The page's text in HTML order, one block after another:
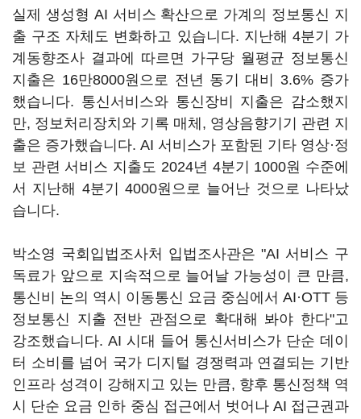
실제 생성형 AI 서비스 확산으로 가계의 정보통신 지
출 구조 자체도 변화하고 있습니다. 지난해 4분기 가
계동향조사 결과에 따르면 가구당 월평균 정보통신
지출은 16만8000원으로 전년 동기 대비 3.6% 증가
했습니다. 통신서비스와 통신장비 지출은 감소했지
만, 정보처리장치와 기록 매체, 영상음향기기 관련 지
출은 증가했습니다. AI 서비스가 포함된 기타 영상·정
보 관련 서비스 지출도 2024년 4분기 1000원 수준에
서 지난해 4분기 4000원으로 늘어난 것으로 나타났
습니다.
박소영 국회입법조사처 입법조사관은 "AI 서비스 구
독료가 앞으로 지속적으로 늘어날 가능성이 큰 만큼,
통신비 논의 역시 이동통신 요금 중심에서 AI·OTT 등
정보통신 지출 전반 관점으로 확대해 봐야 한다"고
강조했습니다. AI 시대 들어 통신서비스가 단순 데이
터 소비를 넘어 국가 디지털 경쟁력과 연결되는 기반
인프라 성격이 강해지고 있는 만큼, 향후 통신정책 역
시 단순 요금 인하 중심 접근에서 벗어나 AI 접근권과